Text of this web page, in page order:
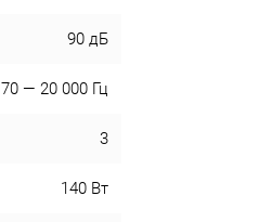
90 дБ
70 — 20 000 Гц
3
140 Вт